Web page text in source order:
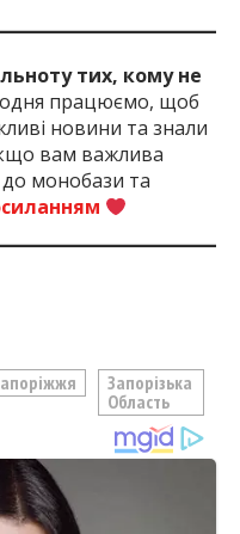
тих, кому не
працюємо, щоб
новини та знали
вам важлива
монобази та
Запорізька
Область